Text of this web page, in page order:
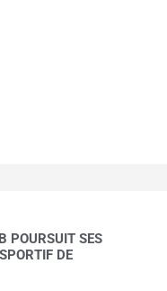
POURSUIT SES
DE